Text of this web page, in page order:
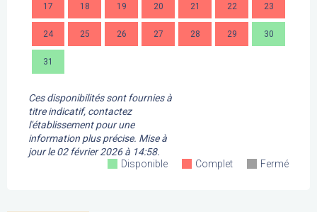
17 18 19 20 21 22 23
24 25 26 27 28 29 30
31
Ces disponibilités sont fournies à
titre indicatif, contactez
l'établissement pour une
information plus précise. Mise à
jour le02 février 2026 à 14:58.
Disponible
Complet Fermé